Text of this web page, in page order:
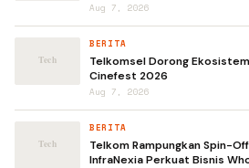
Aug 7, 2026
BERITA
Telkomsel Dorong
Cinefest 2026
Aug 7, 2026
BERITA
Telkom Rampungkan Spin-
InfraNexia Perkuat Bisnis